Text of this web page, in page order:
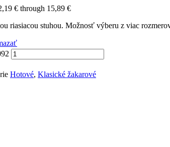
€ through 15,89 €
riasiacou stuhou. Možnosť výberu z viac
Hotové, Klasické žakarové